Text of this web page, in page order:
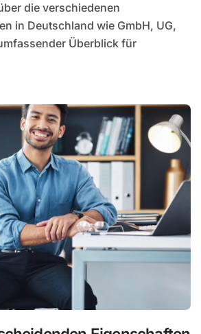
in Deutschland wie GmbH, UG,
Überblick für